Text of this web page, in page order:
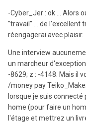
-Cyber_Jer : ok ... Alors
"travail" ... de l'excellent
réengagerai avec plaisir.
Une interview
un marcheur
-8629; z : -4148. Mais il
/money pay
lorsque je suis
home (pour faire un
l'étage et mettrez un